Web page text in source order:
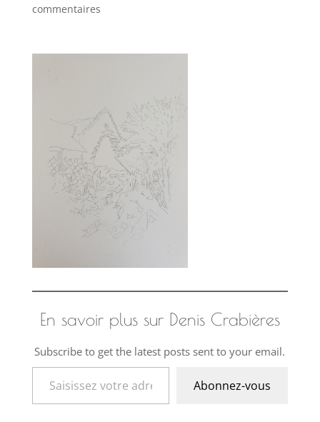
commentaires
En savoir plus sur Denis Crabières
Subscribe to get the latest posts sent to your email.
Saisissez votre adresse e-mail…
Abonnez-vous